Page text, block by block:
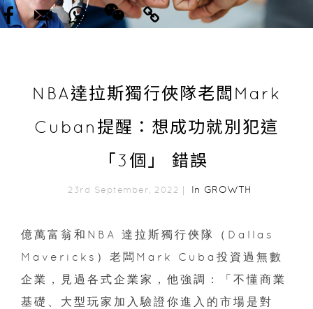
NBA達拉斯獨行俠隊老闆Mark
Cuban提醒：想成功就別犯這
「3個」 錯誤
23rd September, 2022｜ In GROWTH
億萬富翁和NBA 達拉斯獨行俠隊（Dallas
Mavericks）老闆Mark Cuba投資過無數
企業，見過各式企業家，他強調：「不懂商業
基礎、大型玩家加入驗證你進入的市場是對